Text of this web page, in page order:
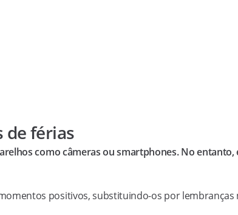
de férias
como câmeras ou smartphones. No entanto,
positivos, substituindo-os por lembranças